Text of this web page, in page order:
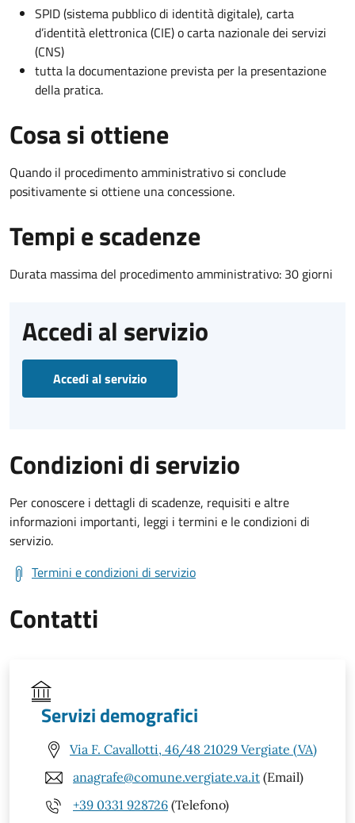
SPID (sistema pubblico di identità digitale), carta
d’identità elettronica (CIE) o carta nazionale dei servizi
(CNS)
tutta la documentazione prevista per la presentazione
della pratica.
Cosa si ottiene
Quando il procedimento amministrativo si conclude
positivamente si ottiene una concessione.
Tempi e scadenze
Durata massima del procedimento amministrativo: 30 giorni
Accedi al servizio
Accedi al servizio
Condizioni di servizio
Per conoscere i dettagli di scadenze, requisiti e altre
informazioni importanti, leggi i termini e le condizioni di
servizio.
Termini e condizioni di servizio
Contatti
Servizi demografici
Via F. Cavallotti, 46/48 21029 Vergiate (VA)
anagrafe@comune.vergiate.va.it (Email)
+39 0331 928726 (Telefono)